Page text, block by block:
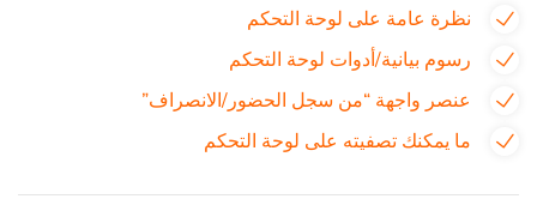
نظرة عامة على لوحة التحكم
رسوم بيانية/أدوات لوحة التحكم
عنصر واجهة “من سجل الحضور/الانصراف”
ما يمكنك تصفيته على لوحة التحكم